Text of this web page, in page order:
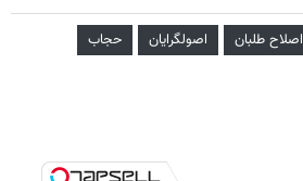
اصلاح طلبان اصولگرایان
حجاب